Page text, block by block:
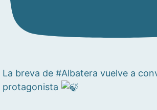
La breva de #Albatera vuelve a
protagonista